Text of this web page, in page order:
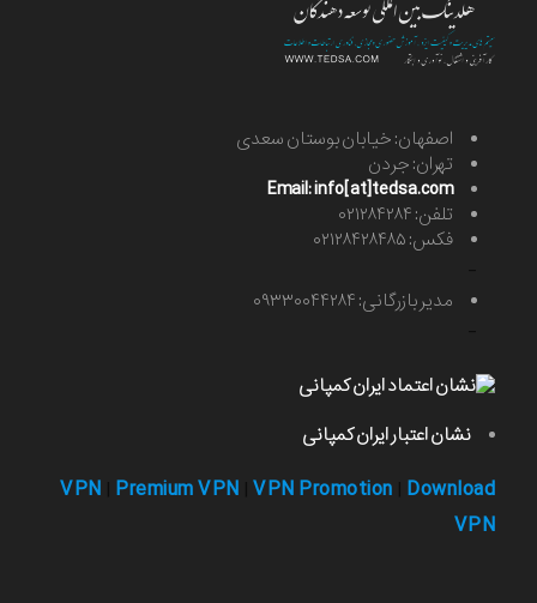
اصفهان: خیابان بوستان سعدی
تهران: جردن
Email: info[at]tedsa.com
تلفن: ۰۲۱۲۸۴۲۸۴
فکس: ۰۲۱۲۸۴۲۸۴۸۵
مدیر بازرگانی: ۰۹۳۳۰۰۴۴۲۸۴
نشان اعتبار ایران کمپانی
VPN Premium VPN VPN Promotion Download
VPN